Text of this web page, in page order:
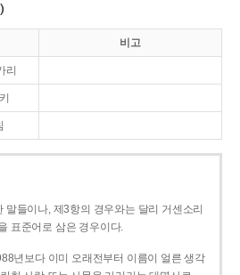
비고
리
들이나, 제3항의 경우와는 달리 거센소리
표준어로 삼은 경우이다.
년보다 이미 오래전부터 이름이 얼른 생각